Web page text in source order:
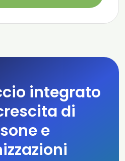
integrato
di
e